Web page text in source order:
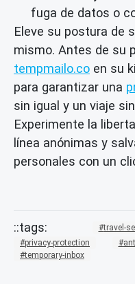
fuga de datos o
Eleve su postura de
mismo. Antes de su
tempmailo.co en su
para garantizar una
sin igual y un viaje
Experimente la
línea anónimas y
personales con un
travel-
privacy-protection
temporary-inbox